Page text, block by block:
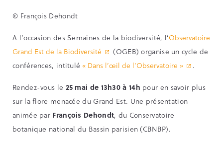
© François Dehondt
A l’occasion des Semaines de la biodiversité, l’Observatoire
Grand Est de la Biodiversité
(OGEB) organise un cycle de
conférences, intitulé « Dans l’œil de l’Observatoire » .
Rendez-vous le 25 mai de 13h30 à 14h pour en savoir plus
sur la flore menacée du Grand Est. Une présentation
animée par François Dehondt, du Conservatoire
botanique national du Bassin parisien (CBNBP).